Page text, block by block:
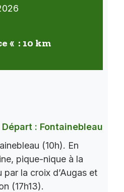
« : 10 km
Départ : Fontainebleau
(10h). En
pique-nique à la
la croix d’Augas et
(17h13).